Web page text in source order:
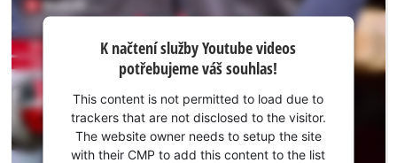
K načtení
Youtube
potřebujeme
váš souhlas!
This
K načtení služby Youtube videos
potřebujeme váš souhlas!
This content is not permitted to load due to
trackers that are not disclosed to the visitor.
The website owner needs to setup the site
with their CMP to add this content to the list